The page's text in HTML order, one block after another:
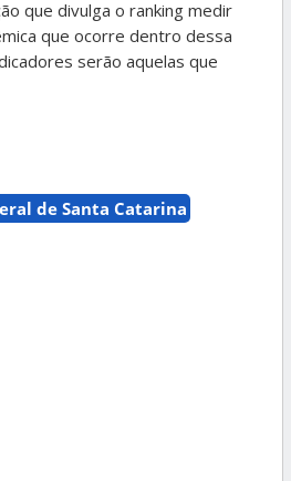
que divulga o ranking medir
que ocorre dentro dessa
serão aquelas que
de Santa Catarina